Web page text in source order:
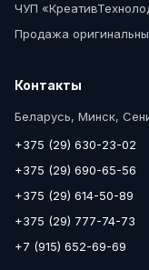
ЧУП
Продажа
Контакты
Беларусь, Минск,
+375 (29) 630-23-02
+375 (29) 690-65-56
+375 (29) 614-50-89
+375 (29) 777-74-73
+7 (915) 652-69-69